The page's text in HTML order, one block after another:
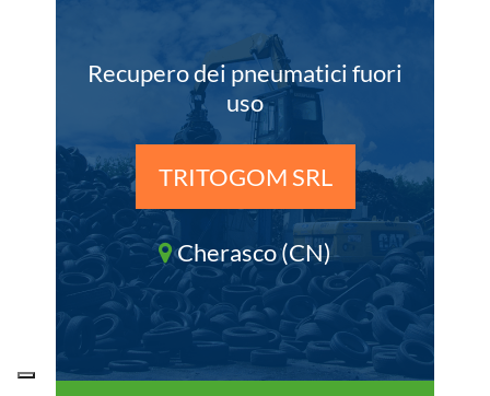
Recupero dei pneumatici fuori
uso
TRITOGOM SRL
Cherasco (CN)